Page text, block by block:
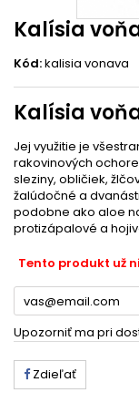
Kalísia
Kód:kalisia vonava
Kalísia
Jej využitie je
rakovinových
sleziny, obličiek,
žalúdočné a
podobne ako aloe
protizápalové a
Tento produkt už
Upozorniť ma pri
Zdieľať